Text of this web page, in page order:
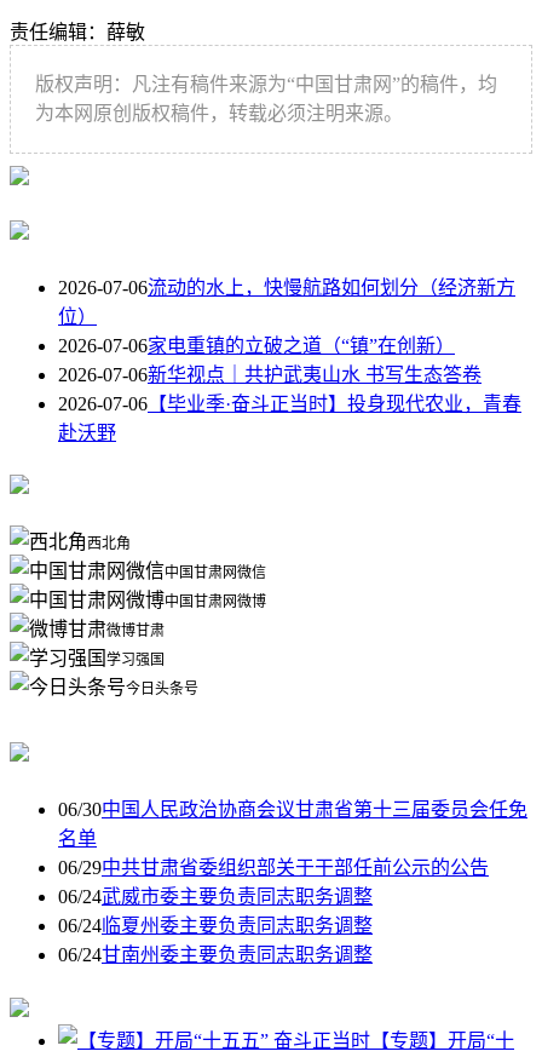
责任编辑：薛敏
版权声明：凡注有稿件来源为“中国甘肃网”的稿件，均
为本网原创版权稿件，转载必须注明来源。
2026-07-06流动的水上，快慢航路如何划分（经济新方
位）
2026-07-06家电重镇的立破之道（“镇”在创新）
2026-07-06新华视点｜共护武夷山水 书写生态答卷
2026-07-06 【毕业季·奋斗正当时】投身现代农业，青春
赴沃野
西北角
中国甘肃网微信
中国甘肃网微博
微博甘肃
学习强国
今日头条号
06/30中国人民政治协商会议甘肃省第十三届委员会任免
名单
06/29中共甘肃省委组织部关于干部任前公示的公告
06/24武威市委主要负责同志职务调整
06/24 临夏州委主要负责同志职务调整
06/24甘南州委主要负责同志职务调整
【专题】开局“十